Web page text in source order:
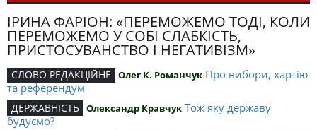
ІРИНА ФАРІОН: «ПЕРЕМОЖЕМО ТОДІ, КОЛИ
ПЕРЕМОЖЕМО У СОБІ СЛАБКІСТЬ,
ПРИСТОСУВАНСТВО І НЕГАТИВІЗМ»
СЛОВО РЕДАКЦІЙНЕ Олег К. Романчук Про вибори, хартію
та референдум
ДЕРЖАВНІСТЬ Олександр Кравчук Тож яку державу
будуємо?